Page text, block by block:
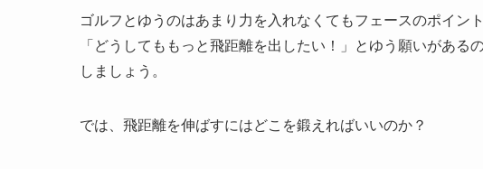
ゴルフとゆうのはあまり力を入れなくてもフェースのポイン
「どうしてももっと飛距離を出したい！」とゆう願いがあ
しましょう。
では、飛距離を伸ばすにはどこを鍛えればいいのか？